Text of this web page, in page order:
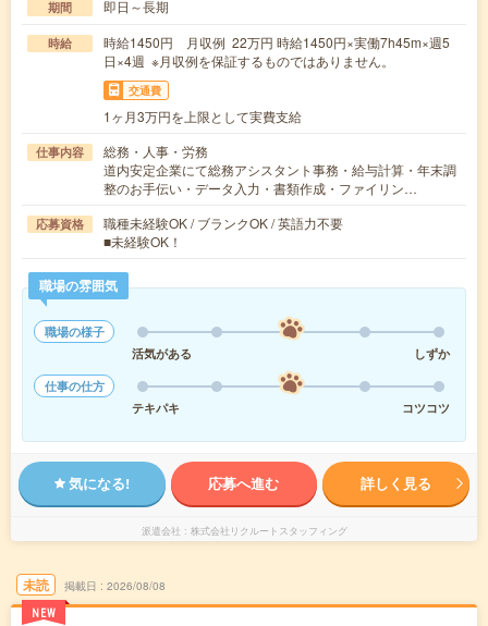
期間 即日～長期
時給
時給1450円 月収例 22万円 時給1450円×実働7h45m×週5
日×4週 ※月収例を保証するものではありません。
交通費
1ヶ月3万円を上限として実費支給
仕事内容
総務・人事・労務
道内安定企業にて総務アシスタント事務・給与計算・年末調
整のお手伝い・データ入力・書類作成・ファイリン…
応募資格
職種未経験OK / ブランクOK / 英語力不要
■未経験OK！
職場の雰囲気
職場の様子
活気がある
しずか
仕事の仕方
テキパキ
コツコツ
気になる! 応募へ進む 詳しく見る
派遣会社 株式会社リクルートスタッフィング
未読
NEW
掲載日 2026/08/08